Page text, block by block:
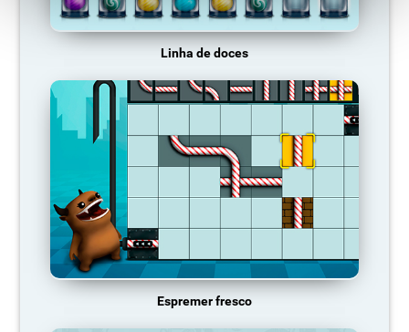
Linha de doces
Espremer fresco